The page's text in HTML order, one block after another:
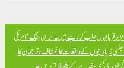
قربانیاں طلب کر رہے ہیں۔ایران جنگ ‘امریکی
زیادتیوں کے واقعات کا انکشاف، ترجمان کا